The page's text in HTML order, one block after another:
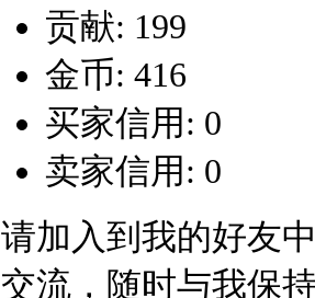
贡献: 199
金币: 416
买家信用: 0
卖家信用: 0
请加入到我的好友
交流，随时与我保